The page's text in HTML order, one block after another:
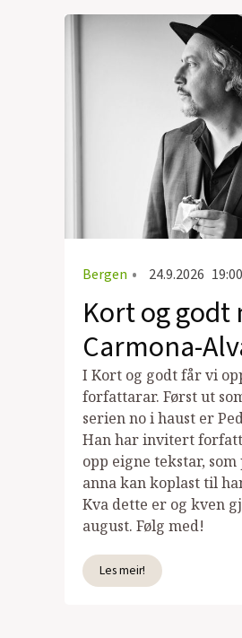
Bergen • 24.9.2026
Kort og godt
Carmona-
I Kort og godt får vi
forfattarar. Først ut
serien no i haust er
Han har invitert
opp eigne tekstar,
anna kan koplast til
Kva dette er og kven
august. Følg med!
Les meir!